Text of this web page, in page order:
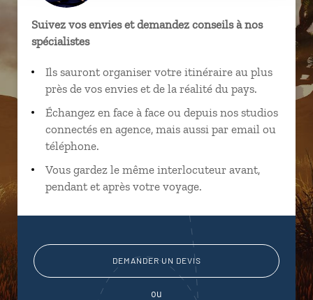
Suivez vos envies et demandez conseils à nos
spécialistes
Ils sauront organiser votre itinéraire au plus
près de vos envies et de la réalité du pays.
Échangez en face à face ou depuis nos studios
connectés en agence, mais aussi par email ou
téléphone.
Vous gardez le même interlocuteur avant,
pendant et après votre voyage.
DEMANDER UN DEVIS
ou